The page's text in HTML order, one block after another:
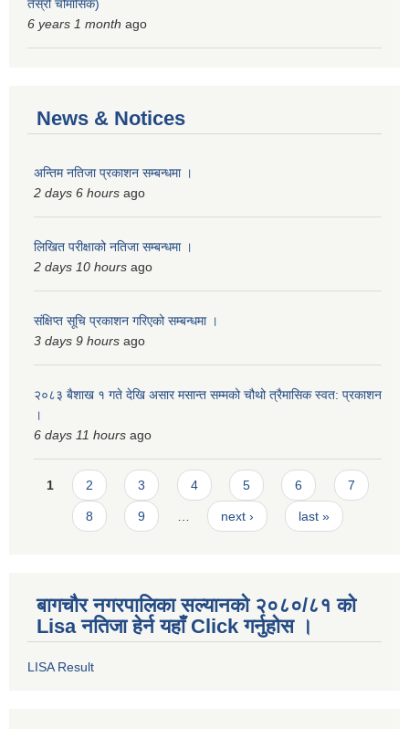
तेस्रो चौमासिक)
6 years 1 month ago
News & Notices
अन्तिम नतिजा प्रकाशन सम्बन्धमा ।
2 days 6 hours ago
लिखित परीक्षाको नतिजा सम्बन्धमा ।
2 days 10 hours ago
संक्षिप्त सूचि प्रकाशन गरिएको सम्बन्धमा ।
3 days 9 hours ago
२०८३ बैशाख १ गते देखि असार मसान्त सम्मको चौथो त्रैमासिक स्वत: प्रकाशन
।
6 days 11 hours ago
Pages
1 2 3 4 5 6 7
8 9 next › last »
बागचौर नगरपालिका सल्यानको २०८०/८१ को
Lisa नतिजा हेर्न यहाँ Click गर्नुहोस ।
LISA Result